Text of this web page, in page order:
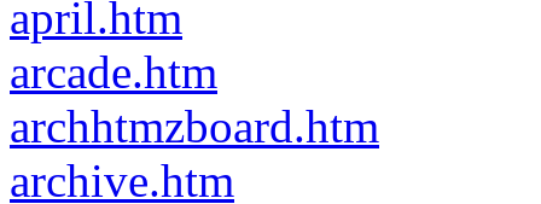
april.htm
arcade.htm
archhtmzboard.htm
archive.htm